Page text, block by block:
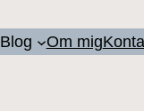
Blog Om mig